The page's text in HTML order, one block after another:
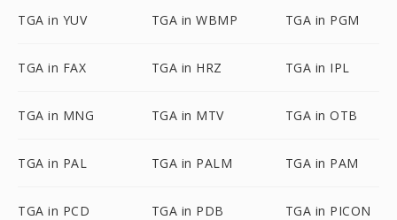
TGA in YUV TGA in WBMP TGA in PGM
TGA in FAX TGA in HRZ TGA in IPL
TGA in MNG TGA in MTV TGA in OTB
TGA in PAL TGA in PALM TGA in PAM
TGA in PCD TGA in PDB TGA in PICON